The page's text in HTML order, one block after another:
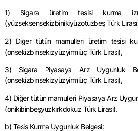
1) Sigara üretim tesisi kurma
(yüzseksensekizbinikiyüzotuzbeş Türk
2) Diğer tütün mamulleri üretim tesisi
(onsekizbinsekizyüzyirmiüç Türk Lirası),
3) Sigara Piyasaya Arz Uygunluk
(onsekizbinsekizyüzyirmiüç Türk Lirası),
4) Diğer tütün mamulleri Piyasaya Arz
(onikibinbeşyüzkırkdokuz Türk Lirası),
b) Tesis Kurma Uygunluk Belgesi: